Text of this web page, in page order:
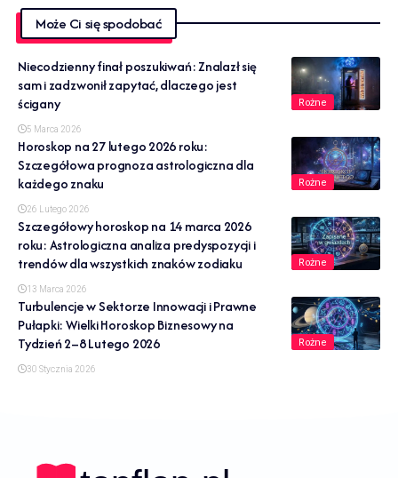
Może Ci się spodobać
Rożne
Niecodzienny finał poszukiwań: Znalazł się
sam i zadzwonił zapytać, dlaczego jest
ścigany
5 Marca 2026
Rożne
Horoskop na 27 lutego 2026 roku:
Szczegółowa prognoza astrologiczna dla
każdego znaku
26 Lutego 2026
Rożne
Szczegółowy horoskop na 14 marca 2026
roku: Astrologiczna analiza predyspozycji i
trendów dla wszystkich znaków zodiaku
13 Marca 2026
Rożne
Turbulencje w Sektorze Innowacji i Prawne
Pułapki: Wielki Horoskop Biznesowy na
Tydzień 2–8 Lutego 2026
30 Stycznia 2026